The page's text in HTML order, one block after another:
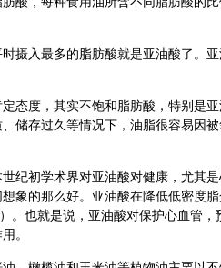
摄入最多的脂肪酸就是亚油酸了。
态度，其实不饱和脂肪酸，特别是
储存过久等情况下，油脂很容易因
纪初学术界对亚油酸对健康，尤其
象的那么好。亚油酸在降低低密度
。也就是说，亚油酸对保护心血管
。